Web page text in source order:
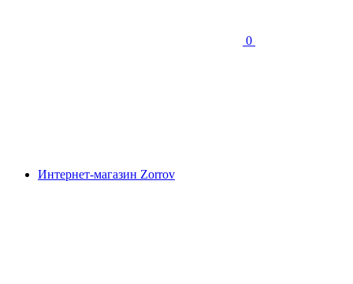
0
Интернет-магазин Zorrov